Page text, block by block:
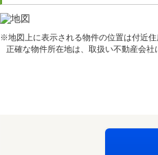
※地図上に表示される物件の位置は付近
正確な物件所在地は、取扱い不動産会社